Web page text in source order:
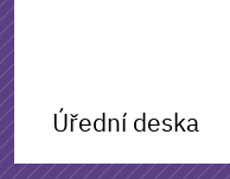
Úřední deska